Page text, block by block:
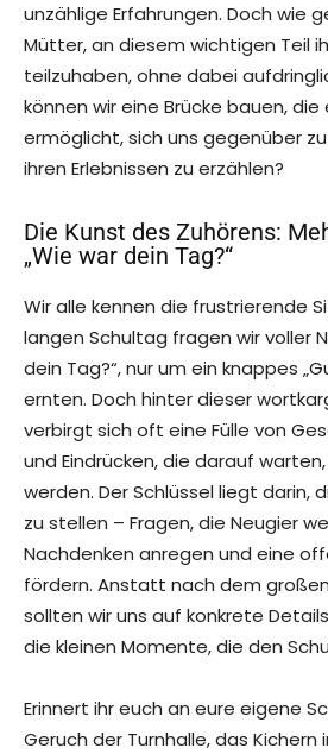
unzählige Erfahrungen. Doch wie
Mütter, an diesem wichtigen Teil
teilzuhaben, ohne dabei
können wir eine Brücke bauen, die
ermöglicht, sich uns gegenüber
ihren Erlebnissen zu erzählen?
Die Kunst des Zuhörens:
„Wie war dein Tag?“
Wir alle kennen die frustrierende
langen Schultag fragen wir voller
dein Tag?“, nur um ein knappes
ernten. Doch hinter dieser
verbirgt sich oft eine Fülle von
und Eindrücken, die darauf
werden. Der Schlüssel liegt darin,
zu stellen – Fragen, die Neugier
Nachdenken anregen und eine
fördern. Anstatt nach dem
sollten wir uns auf konkrete
die kleinen Momente, die den
Erinnert ihr euch an eure eigene
Geruch der Turnhalle, das Kichern